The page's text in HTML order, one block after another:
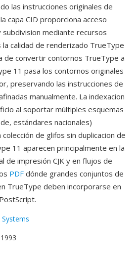
las instrucciones originales de
capa CID proporciona acceso
mediante recursos
la calidad de renderizado TrueType
convertir contornos TrueType a
11 pasa los contornos originales
preservando las instrucciones de
manualmente. La indexacion
al soportar múltiples esquemas
estándares nacionales)
de glifos sin duplicacion de
11 aparecen principalmente en la
de impresión CJK y en flujos de
PDF dónde grandes conjuntos de
TrueType deben incorporarse en